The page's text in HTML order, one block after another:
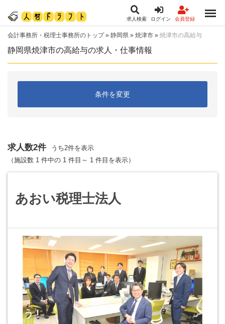
求人検索 ログイン 会員登録
会計事務所・税理士事務所のトップ» 静岡県 » 焼津市 » 焼津市の高給与
静岡県焼津市の高給与の求人・仕事情報
条件を変更
求人数2件
うち2件を表示
（施設数 1 件中の 1 件目～ 1 件目を表示）
あおい税理士法人